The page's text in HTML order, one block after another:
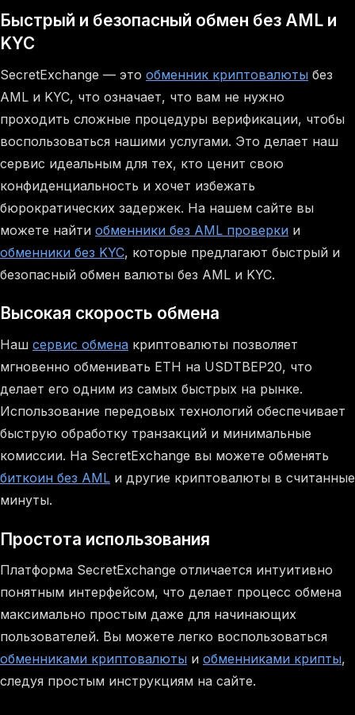
Быстрый и безопасный обмен без AML и
KYC
SecretExchange — это обменник криптовалюты без
AML и KYC, что означает, что вам не нужно
проходить сложные процедуры верификации, чтобы
воспользоваться нашими услугами. Это делает наш
сервис идеальным для тех, кто ценит свою
конфиденциальность и хочет избежать
бюрократических задержек. На нашем сайте вы
можете найти обменники без AML проверки и
обменники без KYC, которые предлагают быстрый и
безопасный обмен валюты без AML и KYC.
Высокая скорость обмена
Наш сервис обмена криптовалюты позволяет
мгновенно обменивать ETH на USDTBEP20, что
делает его одним из самых быстрых на рынке.
Использование передовых технологий обеспечивает
быструю обработку транзакций и минимальные
комиссии. На SecretExchange вы можете обменять
биткоин без AML и другие криптовалюты в считанные
минуты.
Простота использования
Платформа SecretExchange отличается интуитивно
понятным интерфейсом, что делает процесс обмена
максимально простым даже для начинающих
пользователей. Вы можете легко воспользоваться
обменниками криптовалюты и обменниками крипты,
следуя простым инструкциям на сайте.